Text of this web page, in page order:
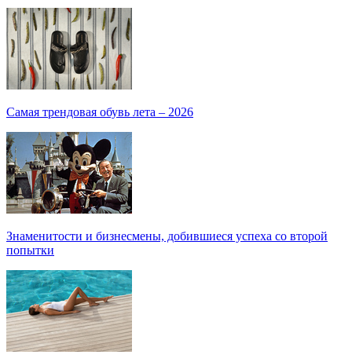
Самая трендовая обувь лета – 2026
Знаменитости и бизнесмены, добившиеся успеха со второй
попытки